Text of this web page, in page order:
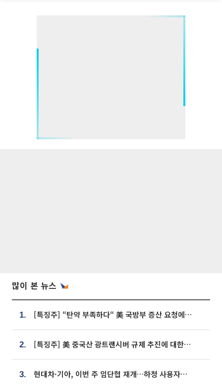
많이 본 뉴스
1. [특징주] “탄약 부족하다“ 美 국방부 증산 요청에⋯국내 방산주 급등세
2. [특징주] 美 중국산 광트랜시버 규제 추진에 대한광통신 등 광통신株 강세
3. 현대차·기아, 이번 주 임단협 재개…하청 사용자성 재심도 ‘변수’